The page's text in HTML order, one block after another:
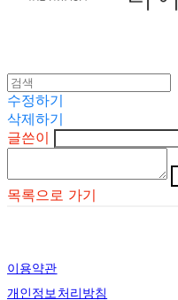
수정하기
삭제하기
글쓴이
목록으로 가기
이용약관
개인정보처리방침